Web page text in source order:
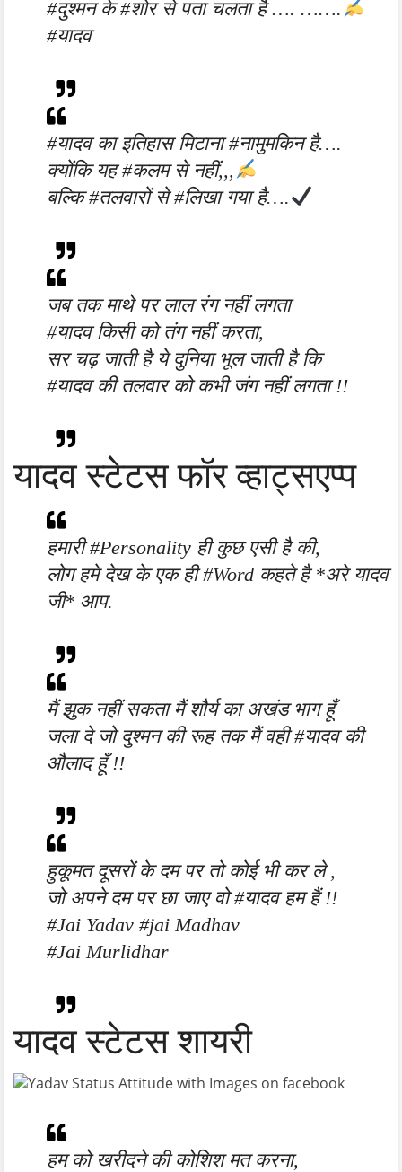
#दुश्मन के #शोर से पता चलता है …. …….
#यादव
#यादव का इतिहास मिटाना #नामुमकिन है….
क्योंकि यह #कलम से नहीं,,,
बल्कि #तलवारों से #लिखा गया है….
जब तक माथे पर लाल रंग नहीं लगता
#यादव किसी को तंग नहीं करता,
सर चढ़ जाती है ये दुनिया भूल जाती है कि
#यादव की तलवार को कभी जंग नहीं लगता !!
यादव स्टेटस फॉर व्हाट्सएप्प
हमारी #Personality ही कुछ एसी है की,
लोग हमे देख के एक ही #Word कहते है *अरे यादव
जी* आप.
मैं झुक नहीं सकता मैं शौर्य का अखंड भाग हूँ
जला दे जो दुश्मन की रूह तक मैं वही #यादव की
औलाद हूँ !!
हुकूमत दूसरों के दम पर तो कोई भी कर ले ,
जो अपने दम पर छा जाए वो #यादव हम हैं !!
#Jai Yadav #jai Madhav
#Jai Murlidhar
यादव स्टेटस शायरी
हम को खरीदने की कोशिश मत करना,